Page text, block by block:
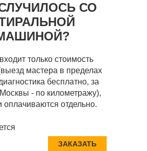
СО
только стоимость
мастера в пределах
бесплатно, за
- по километражу),
оплачиваются отдельно.
ЗАКАЗАТЬ